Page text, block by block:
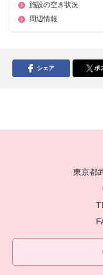
施設の空き状況
周辺情報
シェア ポ
東京都